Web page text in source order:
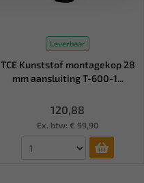
Leverbaar
TCE Kunststof montagekop 28
mm aansluiting T-600-1...
120,88
Ex. btw: € 99,90